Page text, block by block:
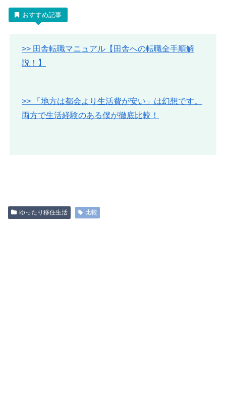
おすすめ記事
>> 田舎転職マニュアル【田舎への転職全手順解
説！】
>> 「地方は都会より生活費が安い」は幻想です。
両方で生活経験のある僕が徹底比較！
ゆったり移住生活 比較